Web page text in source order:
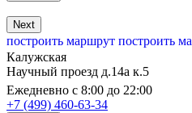
Next
построить маршрут построить
Калужская
Научный проезд д.14а к.5
Ежедневно с 8:00 до 22:00
+7 (499) 460-63-34